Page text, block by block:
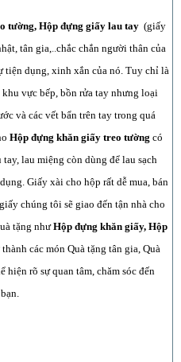
tường, Hộp đựng giấy lau tay (giấy
tân gia,..chắc chắn người thân của
tiện dụng, xinh xắn của nó. Tuy chỉ là
khu vựcbếp, bồn rửa tay nhưng loại
và các vết bẩn trên tay trong quá
Hộp đựng khăn giấy treo tường có
lau miệng còn dùng để lau sạch
Giấy xài cho hộp rất dễ mua, bán
chúng tôi sẽ giao đến tận nhà cho
tặng nhưHộp đựng khăn giấy, Hộp
các món Quà tặng tân gia, Quà
hiện rõ sự quan tâm, chăm sóc đến